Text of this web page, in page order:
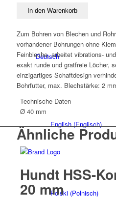
Deutsch
English(Englisch)
Polski(Polnisch)
mm
Menge
In den Warenkorb
Zum Bohren von Blechen und
vorhandener Bohrungen ohne
Feinbleche, arbeitet vibrations-
exakt runde und gratfreie Löcher,
einzigartiges Schaftdesign
Bohrfutter, max. Blechstärke: 2
Technische Daten
Ø 40 mm
Ähnliche
Hundt HSS-
20 mm